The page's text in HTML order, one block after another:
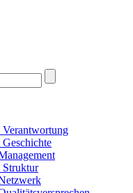
Verantwortung
Geschichte
Struktur